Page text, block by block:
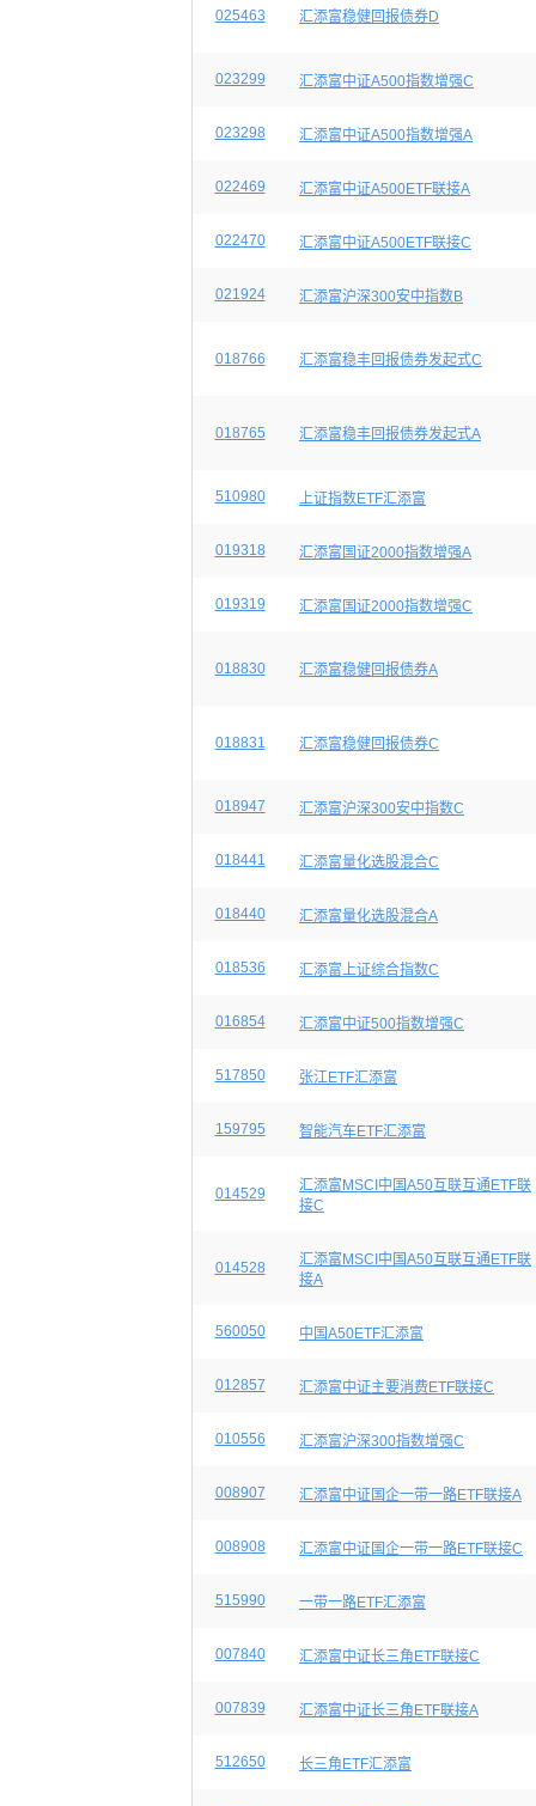
025463 汇添富稳健回报债券D
023299 汇添富中证A500指数增强C
023298 汇添富中证A500指数增强A
022469 汇添富中证A500ETF联接A
022470 汇添富中证A500ETF联接C
021924 汇添富沪深300安中指数B
018766 汇添富稳丰回报债券发起式C
018765 汇添富稳丰回报债券发起式A
510980 上证指数ETF汇添富
019318 汇添富国证2000指数增强A
019319 汇添富国证2000指数增强C
018830 汇添富稳健回报债券A
018831 汇添富稳健回报债券C
018947 汇添富沪深300安中指数C
018441 汇添富量化选股混合C
018440 汇添富量化选股混合A
018536 汇添富上证综合指数C
016854 汇添富中证500指数增强C
517850 张江ETF汇添富
159795 智能汽车ETF汇添富
014529
汇添富MSCI中国A50互联互通ETF联
接C
014528
汇添富MSCI中国A50互联互通ETF联
接A
560050 中国A50ETF汇添富
012857 汇添富中证主要消费ETF联接C
010556 汇添富沪深300指数增强C
008907 汇添富中证国企一带一路ETF联接A
008908 汇添富中证国企一带一路ETF联接C
515990 一带一路ETF汇添富
007840 汇添富中证长三角ETF联接C
007839 汇添富中证长三角ETF联接A
512650 长三角ETF汇添富